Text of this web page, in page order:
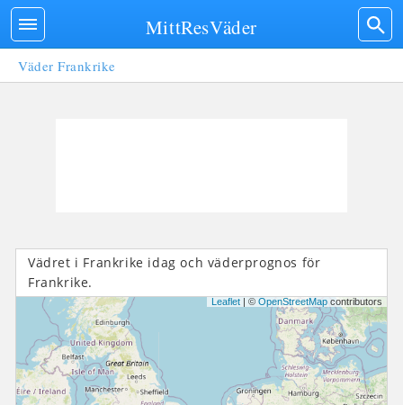
Väder Frankrike
Vädret i Frankrike idag och väderprognos för
Frankrike.
Leaflet | © OpenStreetMap contributors
MittResVäder